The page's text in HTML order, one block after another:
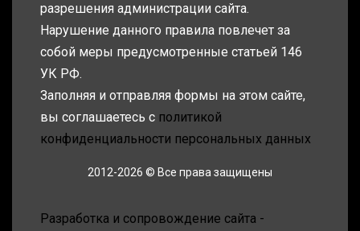
разрешения администрации сайта.
Нарушение данного правила повлечет за
собой меры предусмотренные статьей 146
УК РФ.
Заполняя и отправляя формы на этом сайте,
вы соглашаетесь с политикой
конфиденциальности персональных данных
2012-2026 © Все права защищены
Разработка и сопровождение сайта -